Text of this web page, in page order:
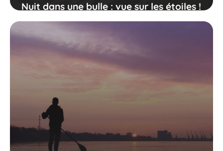
Nuit dans une bulle : vue sur les étoiles !